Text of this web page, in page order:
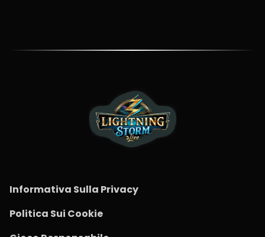
Informativa Sulla Privacy
Politica Sui Cookie